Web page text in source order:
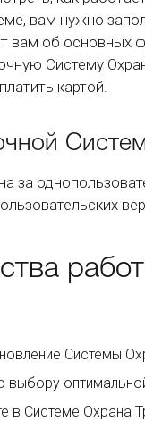
вам нужно
вам об основных
Систему
картой.
за
Системы
выбору
в Системе Охрана